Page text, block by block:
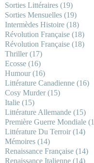
Sorties Littéraires (19)
Sorties Mensuelles (19)
Intermèdes Histoire (18)
Révolution Française (18)
Révolution Française (18)
Thriller(17)
Ecosse (16)
Humour(16)
Littérature Canadienne (16)
Cosy Murder(15)
Italie (15)
Littérature Allemande (15)
Première Guerre Mondiale
Littérature Du Terroir(14)
Mémoires (14)
Renaissance Française (14)
Renaissance Italienne (14)